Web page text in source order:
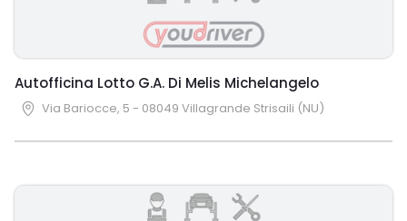
Autofficina Lotto G.A. Di Melis Michelangelo
Via Bariocce, 5 - 08049 Villagrande Strisaili (NU)